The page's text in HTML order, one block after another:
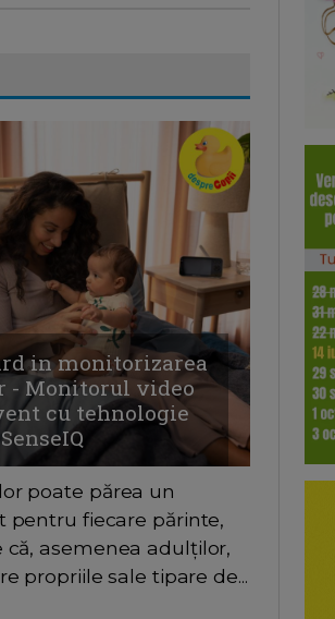
in monitorizarea
- Monitorul video
cu tehnologie
SenseIQ
poate părea un
pentru fiecare părinte,
asemenea adulților,
propriile sale tipare de...